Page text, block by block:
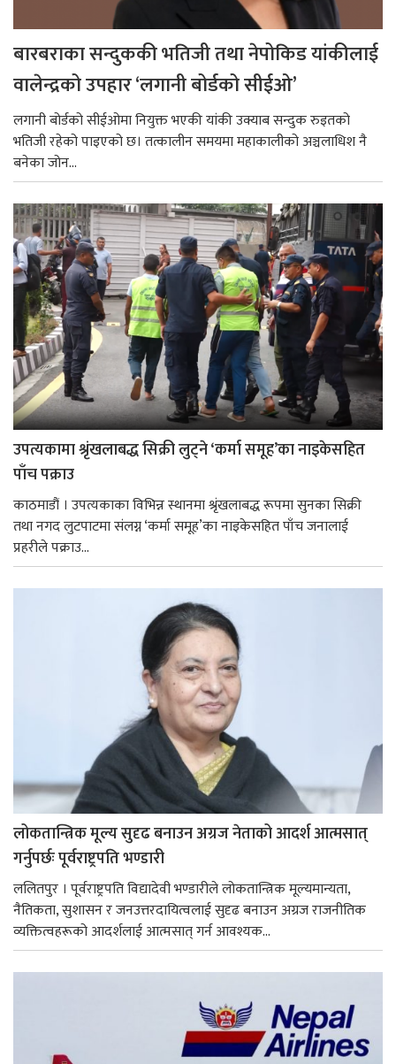
बारबराका सन्दुककी भतिजी तथा नेपोकिड यांकीलाई
वालेन्द्रको उपहार ‘लगानी बोर्डको सीईओ’
लगानी बोर्डको सीईओमा नियुक्त भएकी यांकी उक्याब सन्दुक रुइतको
भतिजी रहेको पाइएको छ। तत्कालीन समयमा महाकालीको अञ्चलाधिश नै
बनेका जोन...
उपत्यकामा श्रृंखलाबद्ध सिक्री लुट्ने ‘कर्मा समूह’का नाइकेसहित
पाँच पक्राउ
काठमाडौं । उपत्यकाका विभिन्न स्थानमा श्रृंखलाबद्ध रूपमा सुनका सिक्री
तथा नगद लुटपाटमा संलग्न ‘कर्मा समूह’का नाइकेसहित पाँच जनालाई
प्रहरीले पक्राउ...
लोकतान्त्रिक मूल्य सुदृढ बनाउन अग्रज नेताको आदर्श आत्मसात्
गर्नुपर्छः पूर्वराष्ट्रपति भण्डारी
ललितपुर । पूर्वराष्ट्रपति विद्यादेवी भण्डारीले लोकतान्त्रिक मूल्यमान्यता,
नैतिकता, सुशासन र जनउत्तरदायित्वलाई सुदृढ बनाउन अग्रज राजनीतिक
व्यक्तित्वहरूको आदर्शलाई आत्मसात् गर्न आवश्यक...